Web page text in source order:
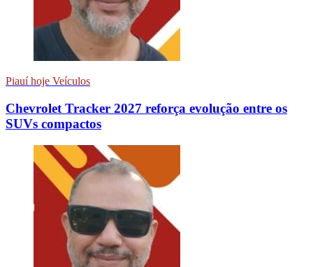
Piauí hoje Veículos
Chevrolet Tracker 2027 reforça evolução entre os
SUVs compactos